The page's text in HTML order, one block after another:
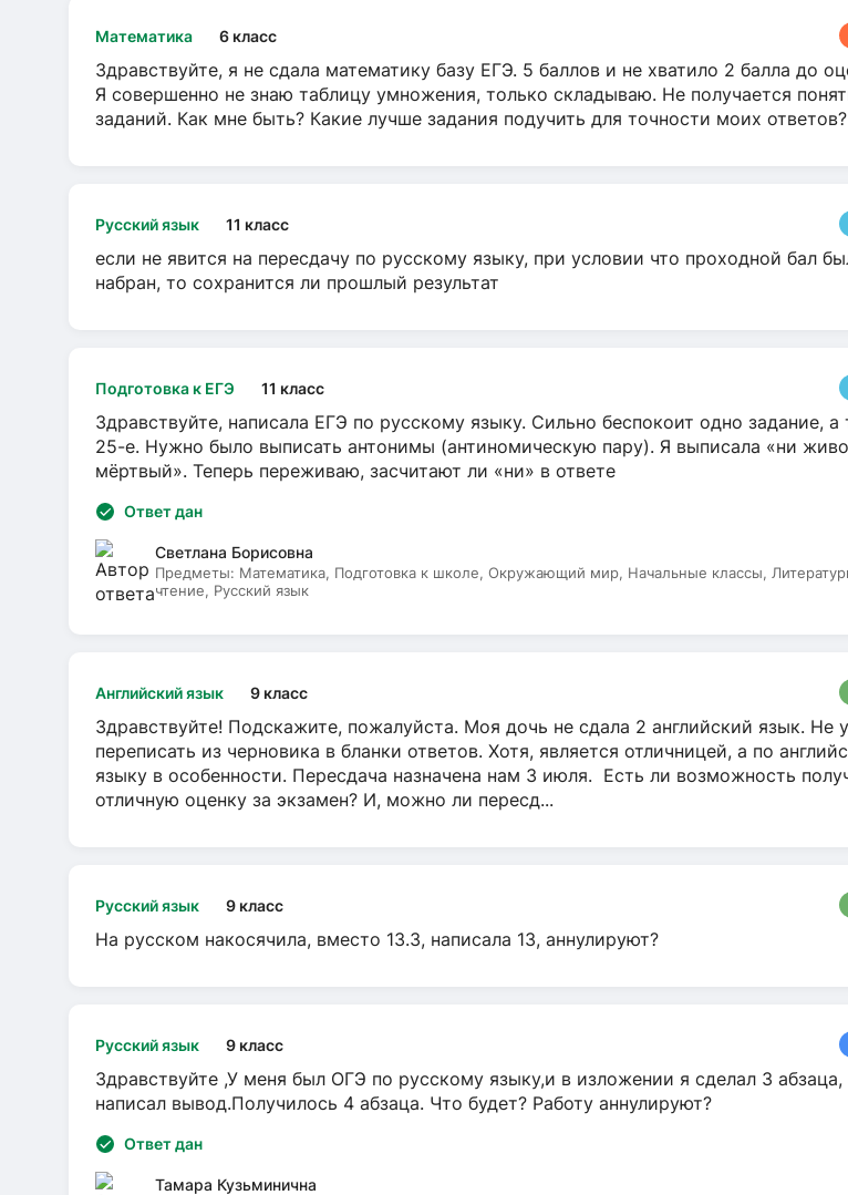
Математика 6 класс
Здравствуйте, я не сдала математику базу ЕГЭ. 5 баллов и не хватило 2 балла до
Я совершенно не знаю таблицу умножения, только складываю. Не получается
заданий. Как мне быть? Какие лучше задания подучить для точности моих ответов?
Русский язык 11 класс
если не явится на пересдачу по русскому языку, при условии что проходной бал
набран, то сохранится ли прошлый результат
Подготовка к ЕГЭ 11 класс
Здравствуйте, написала ЕГЭ по русскому языку. Сильно беспокоит одно задание, а
25-е. Нужно было выписать антонимы (антиномическую пару). Я выписала «ни
мёртвый». Теперь переживаю, засчитают ли «ни» в ответе
Ответ дан
Светлана Борисовна
Предметы: Математика, Подготовка к школе, Окружающий мир, Начальные классы,
чтение, Русский язык
Английский язык 9 класс
Здравствуйте! Подскажите, пожалуйста. Моя дочь не сдала 2 английский язык. Не
переписать из черновика в бланки ответов. Хотя, является отличницей, а по
языку в особенности. Пересдача назначена нам 3 июля. Есть ли возможность
отличную оценку за экзамен? И, можно ли пересд...
Русский язык 9 класс
На русском накосячила, вместо 13.3, написала 13, аннулируют?
Русский язык 9 класс
Здравствуйте ,У меня был ОГЭ по русскому языку,и в изложении я сделал 3 абзаца,
написал вывод.Получилось 4 абзаца. Что будет? Работу аннулируют?
Ответ дан
Тамара Кузьминична